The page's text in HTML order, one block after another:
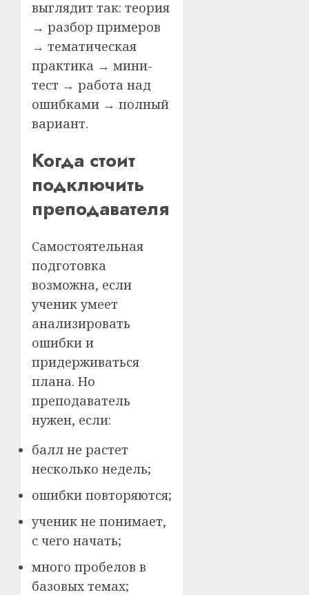
выглядит так: теория
→ разбор примеров
→ тематическая
практика → мини-
тест → работа над
ошибками → полный
вариант.
Когда стоит
подключить
преподавателя
Самостоятельная
подготовка
возможна, если
ученик умеет
анализировать
ошибки и
придерживаться
плана. Но
преподаватель
нужен, если:
балл не растет
несколько недель;
ошибки повторяются;
ученик не понимает,
с чего начать;
много пробелов в
базовых темах;